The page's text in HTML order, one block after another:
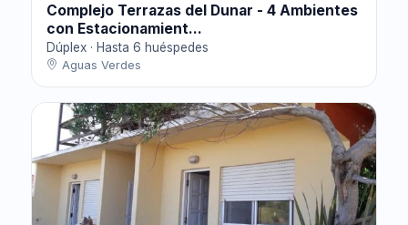
Complejo Terrazas del Dunar - 4 Ambientes
con Estacionamient...
Dúplex · Hasta 6 huéspedes
Aguas Verdes